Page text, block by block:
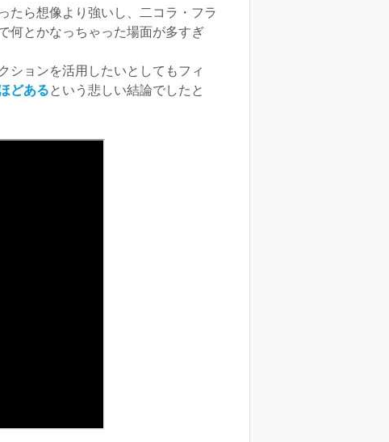
たら想像より強いし、二コラ・フラ
何とかなっちゃった場面が多すぎ
ションを活用したいとしてもフィ
どあるという悲しい結論でしたと